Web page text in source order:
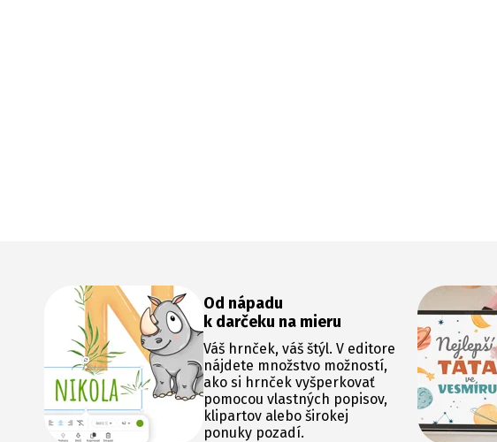
Od nápadu
k darčeku na mieru
Váš hrnček, váš štýl. V editore
nájdete množstvo možností,
ako si hrnček vyšperkovať
pomocou vlastných popisov,
klipartov alebo širokej
ponuky pozadí.